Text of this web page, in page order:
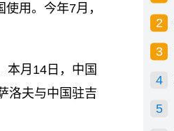
用。今年7月，
本月14日，中国
洛夫与中国驻吉